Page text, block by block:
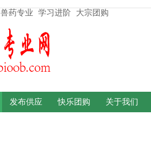
兽药专业 学习进阶 大宗团购
发布供应 快乐团购 关于我们